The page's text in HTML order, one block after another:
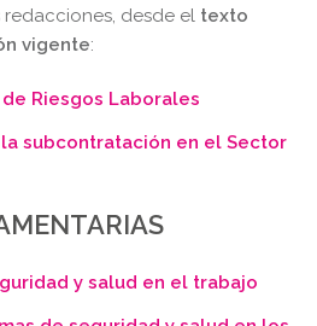
desde el texto
vigente:
Riesgos Laborales
subcontratación en el Sector
y salud en el trabajo